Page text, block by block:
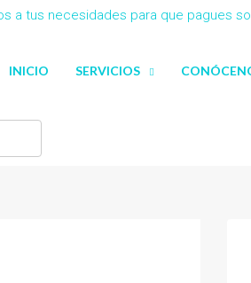
a tus necesidades para que pagues
INICIO SERVICIOS